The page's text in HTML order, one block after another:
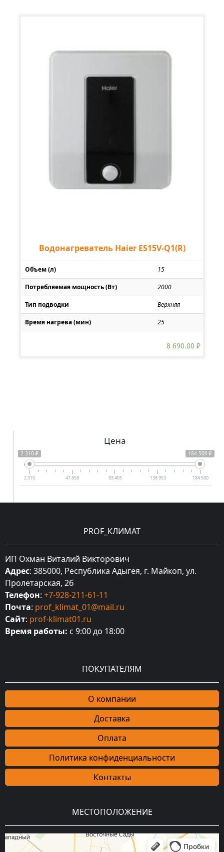
Водонагреватель Haier ES15V-Q1(R)
Объем (л) 15
Потребляемая мощность (Вт) 2000
Тип подводки Верхняя
Время нагрева (мин) 25
8 690.00 ₽
Цена
2 310 ₽ 184 500 ₽
2 310 47 858 93 405 138 953 184 500
PROF_КЛИМАТ
ИП Охман Виталий Викторович
Адрес: 385000, Республика Адыгея, г. Майкоп, ул.
Пролетарская, 2б
Телефон: +7-928-211-61-11
Почта: prof_klimat_01@mail.ru
Сайт: prof-klimat01.ru
Время работы: с 9:00 до 18:00
ПОКУПАТЕЛЯМ
О компании
Доставка
Оплата
Политика конфиденциальности
Контакты
МЕСТОПОЛОЖЕНИЕ